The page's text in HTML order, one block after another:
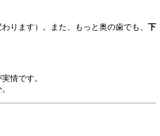
ります）。また、もっと奥の歯でも、 下
情です。